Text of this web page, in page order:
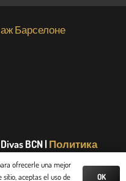
Барселоне
BCN |Политика
cookieиполитика
ofrecerle una mejor
sitio, aceptas el uso de
OK